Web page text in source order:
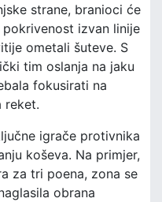
strane, branioci će
izvan linije
ometali šuteve. S
tim oslanja na jaku
fokusirati na
reket.
igrače protivnika
koševa. Na primjer,
za tri poena, zona se
obrana